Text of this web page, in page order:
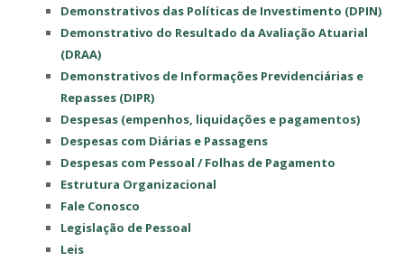
Demonstrativos das Políticas de Investimento (DPIN)
Demonstrativo do Resultado da Avaliação Atuarial
(DRAA)
Demonstrativos de Informações Previdenciárias e
Repasses (DIPR)
Despesas (empenhos, liquidações e pagamentos)
Despesas com Diárias e Passagens
Despesas com Pessoal / Folhas de Pagamento
Estrutura Organizacional
Fale Conosco
Legislação de Pessoal
Leis